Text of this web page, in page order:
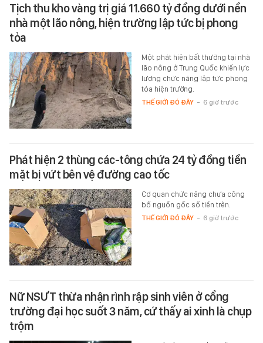
Tịch thu kho vàng trị giá 11.660 tỷ đồng dưới nền
nhà một lão nông, hiện trường lập tức bị phong
tỏa
Một phát hiện bất thường tại nhà
lão nông ở Trung Quốc khiến lực
lượng chức năng lập tức phong
tỏa hiện trường.
THẾ GIỚI ĐÓ ĐÂY - 6 giờ trước
Phát hiện 2 thùng các-tông chứa 24 tỷ đồng tiền
mặt bị vứt bên vệ đường cao tốc
Cơ quan chức năng chưa công
bố nguồn gốc số tiền trên.
THẾ GIỚI ĐÓ ĐÂY - 6 giờ trước
Nữ NSƯT thừa nhận rình rập sinh viên ở cổng
trường đại học suốt 3 năm, cứ thấy ai xinh là chụp
trộm